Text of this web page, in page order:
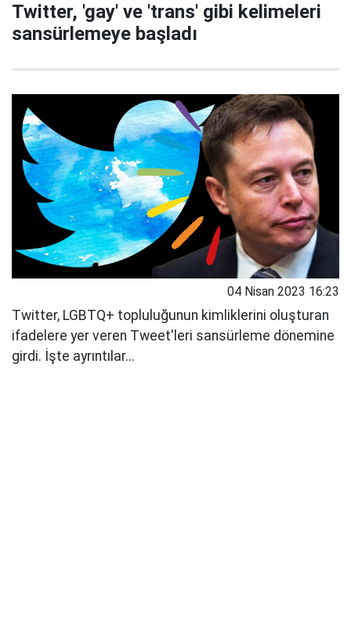
Twitter, 'gay' ve 'trans' gibi kelimeleri
sansürlemeye başladı
04 Nisan 2023 16:23
Twitter, LGBTQ+ topluluğunun kimliklerini oluşturan
ifadelere yer veren Tweet'leri sansürleme dönemine
girdi. İşte ayrıntılar...